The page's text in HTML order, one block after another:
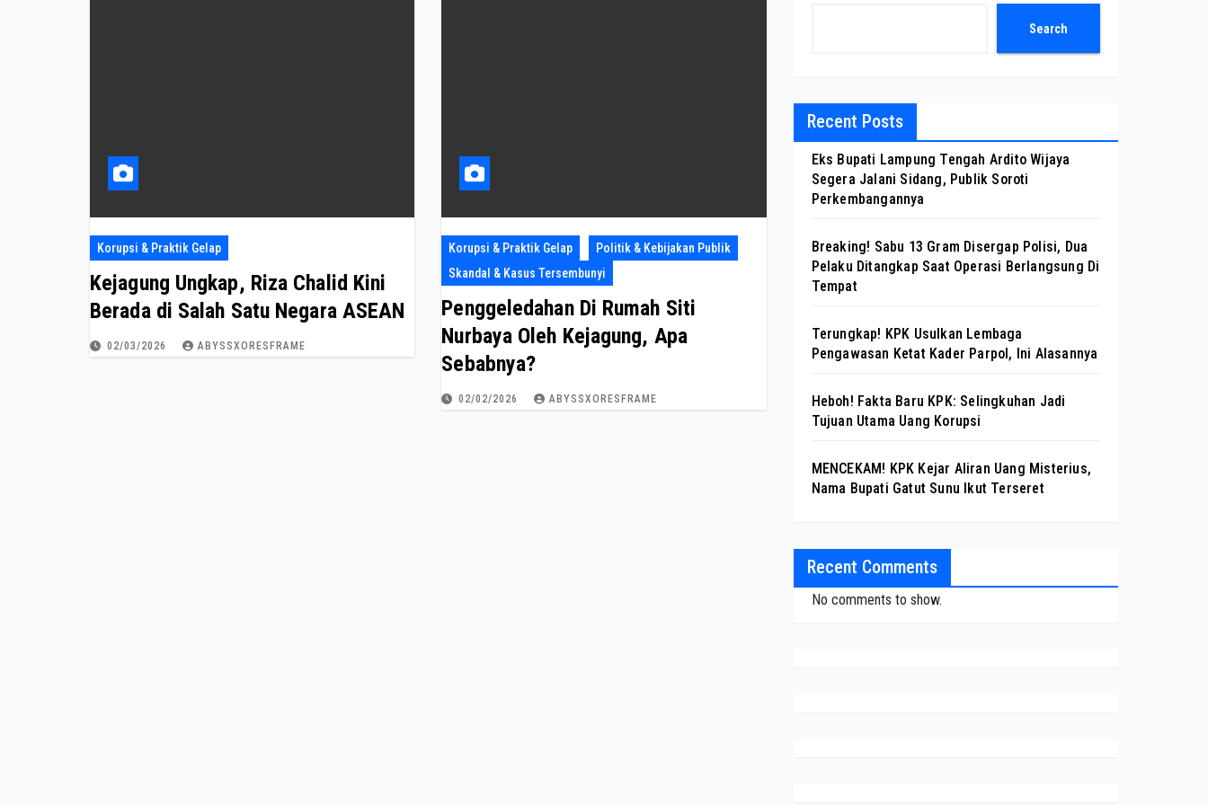
Korupsi & Praktik Gelap
Kejagung Ungkap, Riza Chalid Kini
Berada di Salah Satu Negara ASEAN
02/03/2026 ABYSSXORESFRAME
Korupsi & Praktik Gelap
Politik & Kebijakan Publik
Skandal & Kasus Tersembunyi
Penggeledahan Di Rumah Siti
Nurbaya Oleh Kejagung, Apa
Sebabnya?
02/02/2026 ABYSSXORESFRAME
Search
Recent Posts
Eks Bupati Lampung Tengah Ardito Wijaya
Segera Jalani Sidang, Publik Soroti
Perkembangannya
Breaking! Sabu 13 Gram Disergap Polisi, Dua
Pelaku Ditangkap Saat Operasi Berlangsung Di
Tempat
Terungkap! KPK Usulkan Lembaga
Pengawasan Ketat Kader Parpol, Ini Alasannya
Heboh! Fakta Baru KPK: Selingkuhan Jadi
Tujuan Utama Uang Korupsi
MENCEKAM! KPK Kejar Aliran Uang Misterius,
Nama Bupati Gatut Sunu Ikut Terseret
Recent Comments
No comments to show.